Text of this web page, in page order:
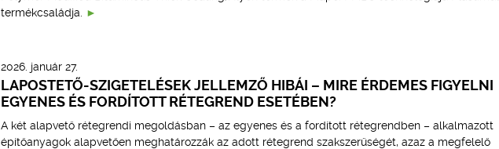
termékcsaládja.
2026. január 27.
LAPOSTETŐ-SZIGETELÉSEK JELLEMZŐ HIBÁI – MIRE ÉRDEMES FIGYELNI
EGYENES ÉS FORDÍTOTT RÉTEGREND ESETÉBEN?
A két alapvető rétegrendi megoldásban – az egyenes és a fordított rétegrendben – alkalmazott
építőanyagok alapvetően meghatározzák az adott rétegrend szakszerűségét, azaz a megfelelő